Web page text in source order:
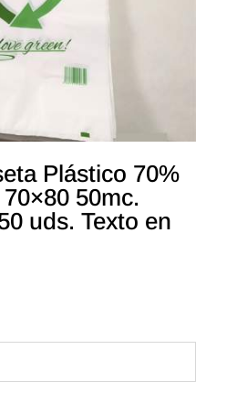
Plástico 70%
50mc.
uds. Texto en